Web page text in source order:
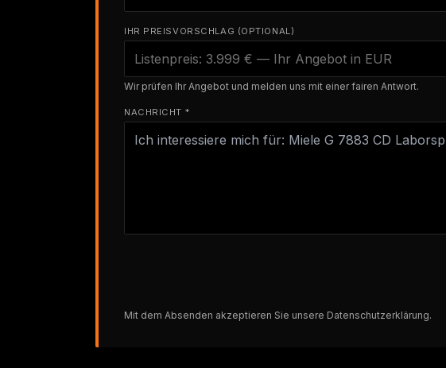
IHR PREISVORSCHLAG (OPTIONAL)
Wir prüfen Ihr Angebot und melden uns mit einer fairen Antwort.
NACHRICHT *
Mit dem Absenden akzeptieren Sie unsere Datenschutzerklärung.